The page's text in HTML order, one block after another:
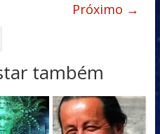
Próximo →
também